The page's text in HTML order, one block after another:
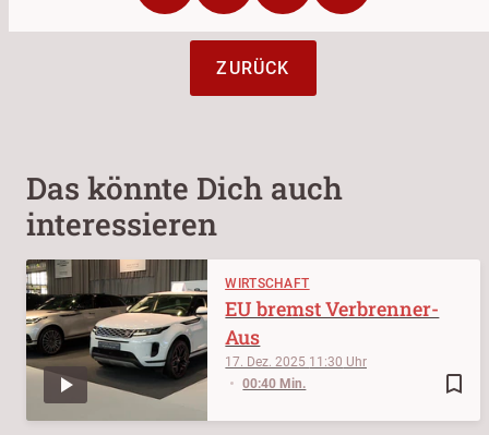
ZURÜCK
Das könnte Dich auch
interessieren
WIRTSCHAFT
bookmark_border
17. Dez. 2025 11:30
00:40 Min.
EU bremst Verbrenner-
Aus